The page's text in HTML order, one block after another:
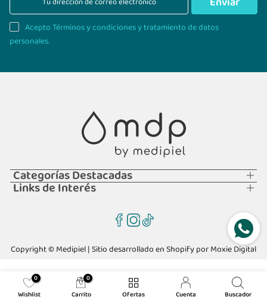
Acepto Términos y condiciones y tratamiento de datos
personales.
Categorías Destacadas
Links de Interés
Copyright © Medipiel | Sitio desarrollado en Shopify porMoxie Digital
0
Wishlist
0
Carrito Ofertas Cuenta Buscador